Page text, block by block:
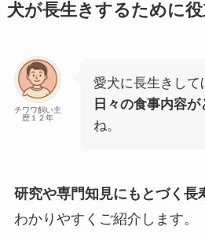
犬が長生きするために
チワワ飼い主
歴１２年
愛犬に長生きして
日々の食事内容
ね。
研究や専門知見にもとづく長
わかりやすくご紹介します。